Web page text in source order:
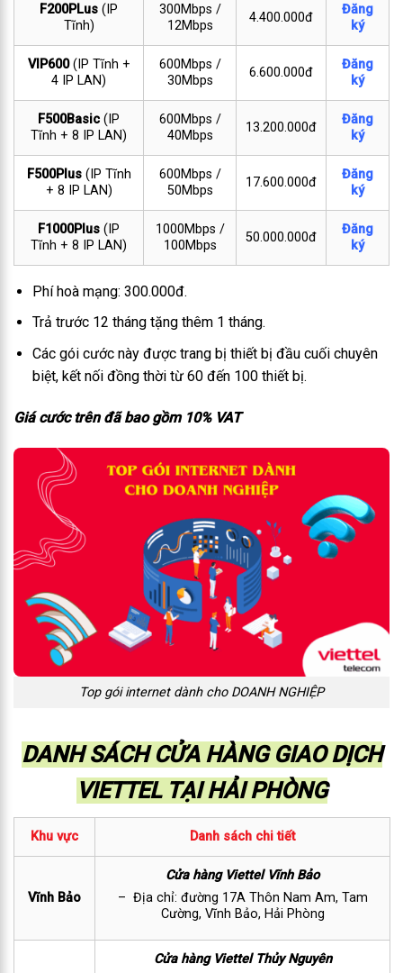
F200PLus (IP
Tĩnh)
300Mbps /
12Mbps
4.400.000đ
Đăng
ký
VIP600(IP Tĩnh +
4 IP LAN)
600Mbps /
30Mbps
6.600.000đ
Đăng
ký
F500Basic (IP
Tĩnh + 8 IP LAN)
600Mbps /
40Mbps
13.200.000đ
Đăng
ký
F500Plus(IP Tĩnh
+ 8 IP LAN)
600Mbps /
50Mbps
17.600.000đ
Đăng
ký
F1000Plus (IP
Tĩnh + 8 IP LAN)
1000Mbps /
100Mbps
50.000.000đ
Đăng
ký
Phí hoà mạng: 300.000đ.
Trả trước 12 tháng tặng thêm 1 tháng.
Các gói cước này được trang bị thiết bị đầu cuối chuyên
biệt, kết nối đồng thời từ 60 đến 100 thiết bị.
Giá cước trên đã bao gồm 10% VAT
Top gói internet dành cho DOANH NGHIỆP
DANH SÁCH CỬA HÀNG GIAO DỊCH
VIETTEL TẠI HẢI PHÒNG
Khu vực Danh sách chi tiết
Vĩnh Bảo
Cửa hàng Viettel Vĩnh Bảo
– Địa chỉ: đường 17A Thôn Nam Am, Tam
Cường, Vĩnh Bảo, Hải Phòng
Cửa hàng Viettel Thủy Nguyên